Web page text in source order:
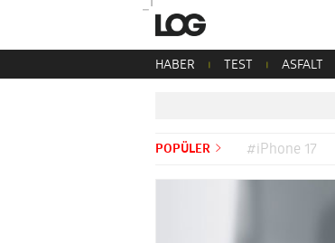
HABER TEST ASFALT
POPÜLER #iPhone 17